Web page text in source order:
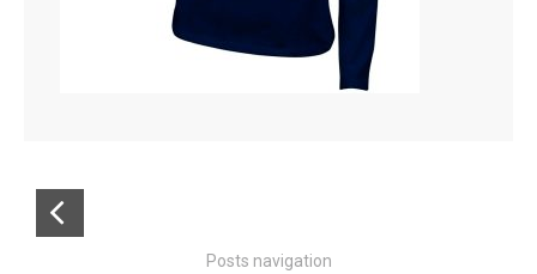
Posts navigation